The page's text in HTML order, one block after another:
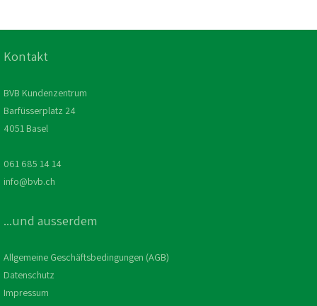
Kontakt
BVB Kundenzentrum
Barfüsserplatz 24
4051 Basel
061 685 14 14
info@bvb.ch
...und ausserdem
Allgemeine Geschäftsbedingungen (AGB)
Datenschutz
Impressum